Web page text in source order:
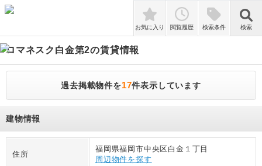
検索
お気に入り 閲覧履歴 検索条件 検索
ロマネスク白金第2の賃貸情報
過去掲載物件を17件表示しています
建物情報
住所
福岡県福岡市中央区白金１丁目
周辺物件を探す